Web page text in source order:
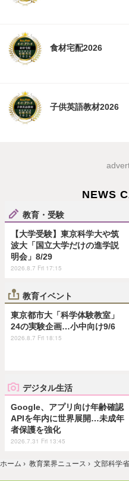
食材宅配2026
子供英語教材2026
NEWS
教育・受験
【大学受験】東京科学大や筑
波大「国立大学だけの進学説
明会」8/29
2026.8.7 Fri 17:15
教育イベント
東京都市大「科学体験教室」
24の実験企画…小中向け9/6
2026.8.7 Fri 18:15
デジタル生活
Google、アプリ向け年齢確認
APIを年内に世界展開…未成年
者保護を強化
2026.7.31 Fri 13:45
ホーム › 教育業界ニュース › 文部科学省